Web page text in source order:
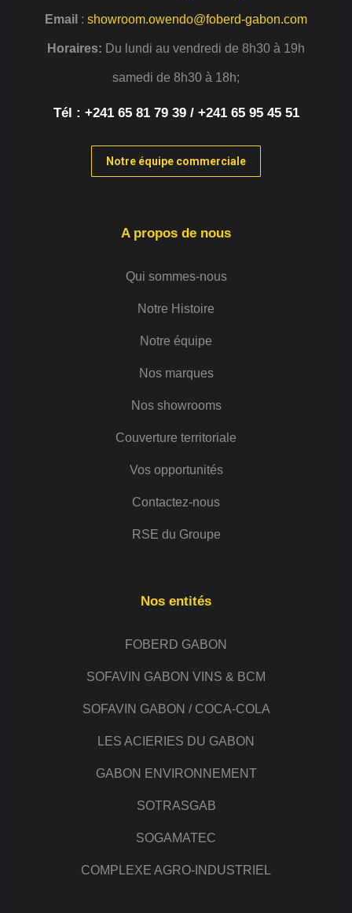
Email : showroom.owendo@foberd-gabon.com
Horaires: Du lundi au vendredi de 8h30 à 19h
samedi de 8h30 à 18h;
Tél : +241 65 81 79 39 / +241 65 95 45 51
Notre équipe commerciale
A propos de nous
Qui sommes-nous
Notre Histoire
Notre équipe
Nos marques
Nos showrooms
Couverture territoriale
Vos opportunités
Contactez-nous
RSE du Groupe
Nos entités
FOBERD GABON
SOFAVIN GABON VINS & BCM
SOFAVIN GABON / COCA-COLA
LES ACIERIES DU GABON
GABON ENVIRONNEMENT
SOTRASGAB
SOGAMATEC
COMPLEXE AGRO-INDUSTRIEL